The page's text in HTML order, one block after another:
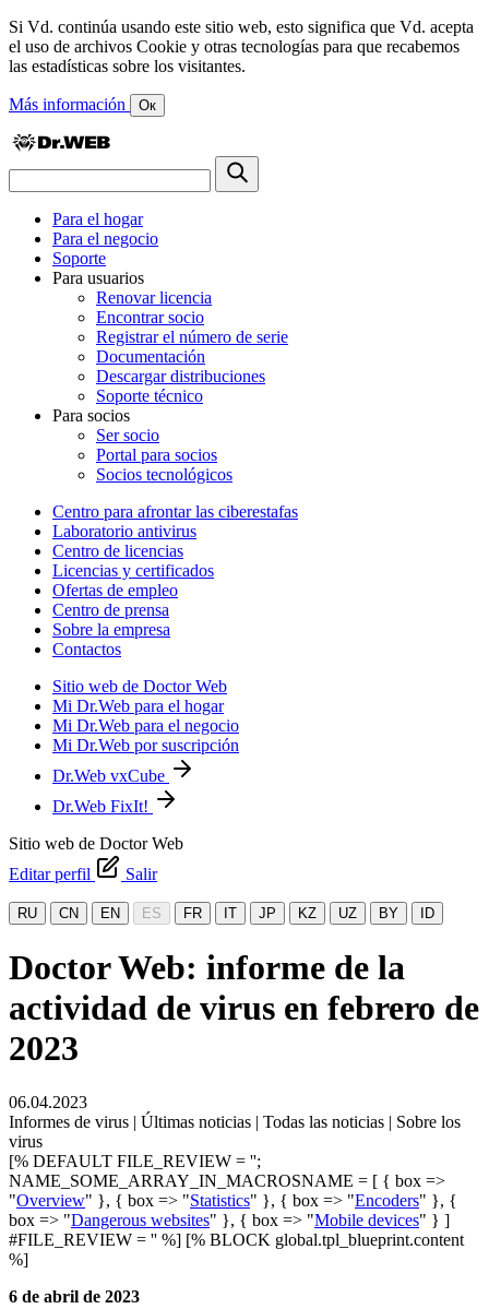
Si Vd. continúa usando este sitio web, esto significa que Vd. acepta
el uso de archivos Cookie y otras tecnologías para que recabemos
las estadísticas sobre los visitantes.
Más información Ок
Para el hogar
Para el negocio
Soporte
Para usuarios
Renovar licencia
Encontrar socio
Registrar el número de serie
Documentación
Descargar distribuciones
Soporte técnico
Para socios
Ser socio
Portal para socios
Socios tecnológicos
Centro para afrontar las ciberestafas
Laboratorio antivirus
Centro de licencias
Licencias y certificados
Ofertas de empleo
Centro de prensa
Sobre la empresa
Contactos
Sitio web de Doctor Web
Mi Dr.Web para el hogar
Mi Dr.Web para el negocio
Mi Dr.Web por suscripción
Dr.Web vxCube
Dr.Web FixIt!
Sitio web de Doctor Web
Editar perfil
Salir
RU CN EN ES FR IT JP KZ UZ BY ID
Doctor Web: informe de la
actividad de virus en febrero de
2023
06.04.2023
Informes de virus | Últimas noticias | Todas las noticias | Sobre los
virus
[% DEFAULT FILE_REVIEW = '';
NAME_SOME_ARRAY_IN_MACROSNAME = [ { box =>
"Overview" }, { box => "Statistics" }, { box => "Encoders" }, {
box => "Dangerous websites" }, { box => "Mobile devices" } ]
#FILE_REVIEW = '' %] [% BLOCK global.tpl_blueprint.content
%]
6 de abril de 2023